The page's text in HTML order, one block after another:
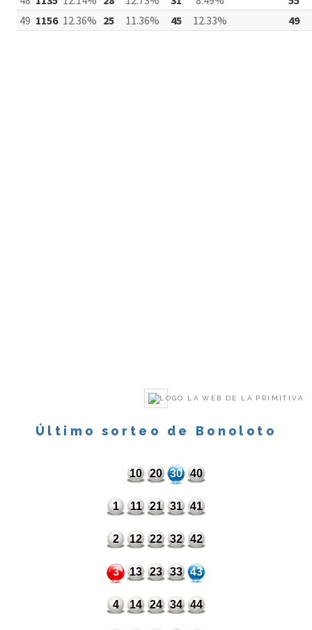
49 1156 12.36% 25 11.36% 45 12.33% 49
Último sorteo de Bonoloto
10 20 30 40
1 11 21 31 41
2 12 22 32 42
3 13 23 33 43
4 14 24 34 44